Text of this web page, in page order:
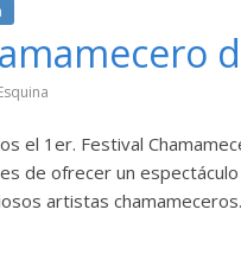
el 1er. Festival
de ofrecer un
artistas chamameceros.